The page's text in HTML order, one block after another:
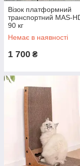
Візок платформний
транспортний MAS-
90 кг
Немає в наявності
1 700 ₴